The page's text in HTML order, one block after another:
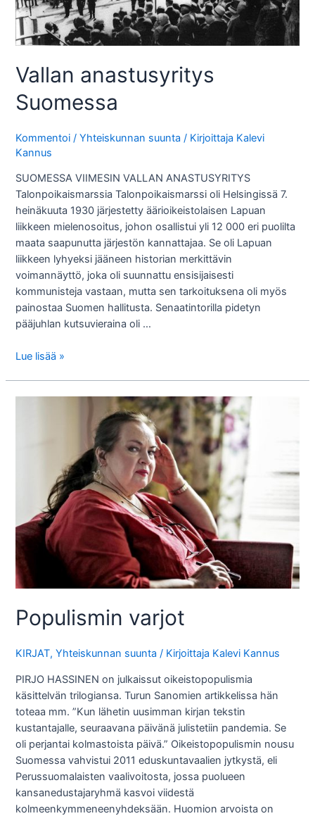
Vallan anastusyritys
Suomessa
Kommentoi /Yhteiskunnan suunta / Kirjoittaja Kalevi
Kannus
SUOMESSA VIIMESIN VALLAN ANASTUSYRITYS
Talonpoikaismarssia Talonpoikaismarssi oli Helsingissä 7.
heinäkuuta 1930 järjestetty äärioikeistolaisen Lapuan
liikkeen mielenosoitus, johon osallistui yli 12 000 eri puolilta
maata saapunutta järjestön kannattajaa. Se oli Lapuan
liikkeen lyhyeksi jääneen historian merkittävin
voimannäyttö, joka oli suunnattu ensisijaisesti
kommunisteja vastaan, mutta sen tarkoituksena oli myös
painostaa Suomen hallitusta. Senaatintorilla pidetyn
pääjuhlan kutsuvieraina oli …
Vallan
Lue lisää »
Populismin varjot
KIRJAT,Yhteiskunnan suunta / Kirjoittaja Kalevi Kannus
PIRJO HASSINEN on julkaissut oikeistopopulismia
käsittelvän trilogiansa. Turun Sanomien artikkelissa hän
toteaa mm. ”Kun lähetin uusimman kirjan tekstin
kustantajalle, seuraavana päivänä julistetiin pandemia. Se
oli perjantai kolmastoista päivä.” Oikeistopopulismin nousu
Suomessa vahvistui 2011 eduskuntavaalien jytkystä, eli
Perussuomalaisten vaalivoitosta, jossa puolueen
kansanedustajaryhmä kasvoi viidestä
kolmeenkymmeneenyhdeksään. Huomion arvoista on